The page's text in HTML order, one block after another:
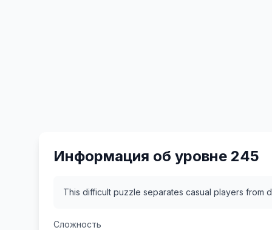
Информация об уровне 245
This difficult puzzle separates casual players from
Сложность